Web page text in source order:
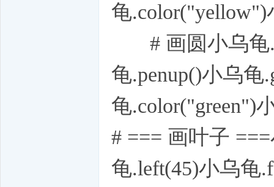
龟
# 画圆小乌龟
龟.penup()小乌
龟.color("green")
# === 画叶子
龟.left(45)小乌龟